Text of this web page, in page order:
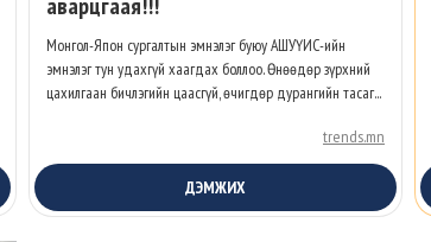
Монгол-Япон сургалтын эмнэлэг буюу АШУҮИС-ийн
эмнэлэг тун удахгүй хаагдах боллоо. Өнөөдөр зүрхний
цахилгаан бичлэгийн цаасгүй, өчигдөр дурангийн тасаг...
trends.mn
ДЭМЖИХ